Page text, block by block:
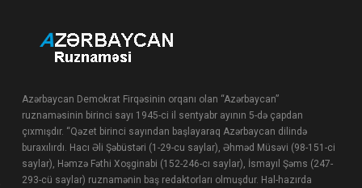
Azərbaycan Demokrat Firqəsinin orqanı olan “Azərbaycan”
ruznaməsinin birinci sayı 1945-ci il sentyabr ayının 5-də çapdan
çıxmışdır. “Qəzet birinci sayından başlayaraq Azərbaycan dilində
buraxılırdı. Hacı Əli Şəbüstəri (1-29-cu saylar), Əhməd Müsəvi (98-151-ci
saylar), Həmzə Fəthi Xoşginabi (152-246-cı saylar), İsmayıl Şəms (247-
293-cü saylar) ruznamənin baş redaktorları olmuşdur. Hal-hazırda